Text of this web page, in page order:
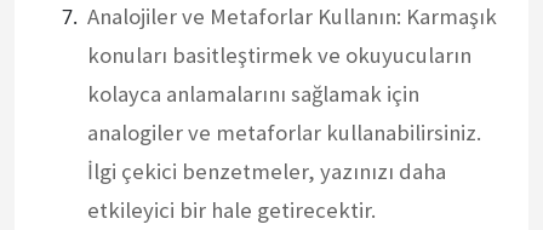
Analojiler ve Metaforlar Kullanın: Karmaşık
konuları basitleştirmek ve okuyucuların
kolayca anlamalarını sağlamak için
analogiler ve metaforlar kullanabilirsiniz.
İlgi çekici benzetmeler, yazınızı daha
etkileyici bir hale getirecektir.